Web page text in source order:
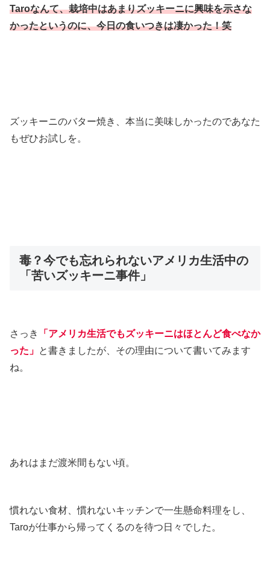
Taroなんて、栽培中はあまりズッキーニに興味を示さな
かったというのに、今日の食いつきは凄かった！笑
ズッキーニのバター焼き、本当に美味しかったのであなた
もぜひお試しを。
毒？今でも忘れられないアメリカ生活中の
「苦いズッキーニ事件」
さっき
「アメリカ生活でもズッキーニはほとんど食べなか
った」 と書きましたが、その理由について書いてみます
ね。
あれはまだ渡米間もない頃。
慣れない食材、慣れないキッチンで一生懸命料理をし、
Taroが仕事から帰ってくるのを待つ日々でした。